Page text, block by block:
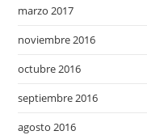
marzo 2017
noviembre 2016
octubre 2016
septiembre 2016
agosto 2016